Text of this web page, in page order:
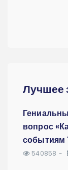
Лучшее
вопрос
событиям
540858